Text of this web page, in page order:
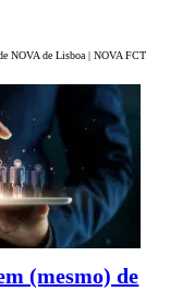
NOVA de Lisboa | NOVA FCT
(mesmo) de